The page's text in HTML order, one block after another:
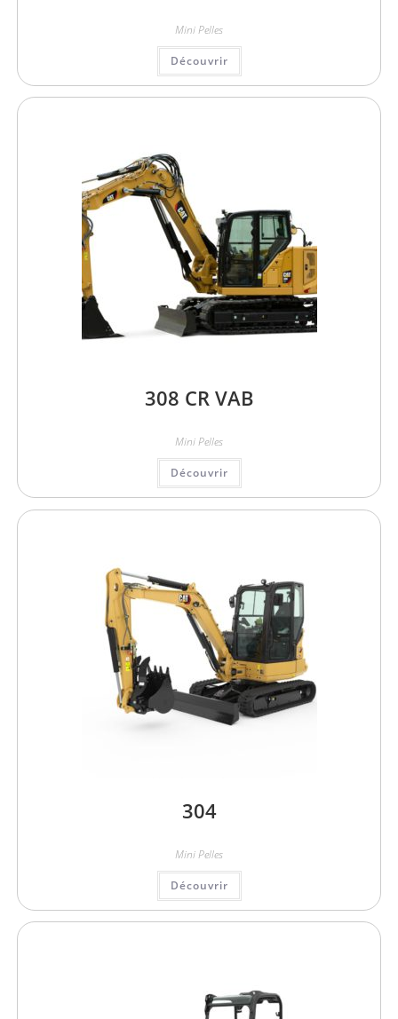
Mini Pelles
Découvrir
308 CR VAB
Mini Pelles
Découvrir
304
Mini Pelles
Découvrir